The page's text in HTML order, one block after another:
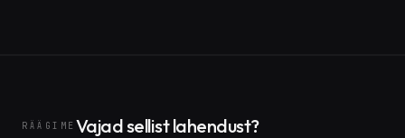
RÄÄGIME Vajad sellist lahendust?